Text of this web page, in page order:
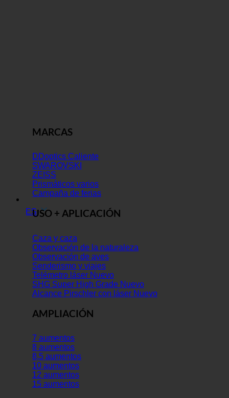
ES
MARCAS
DDoptics
SWAROVSKI
ZEISS
Prismáticos varios
Campaña de ferias
USO + APLICACIÓN
Caza y caza
Observación de la naturaleza
Observación de aves
Senderismo y viajes
Telémetro láser
SHG Super High Grade
Alcance Pirschler con láser
AMPLIACIÓN
7 aumentos
8 aumentos
8,5 aumentos
10 aumentos
12 aumentos
15 aumentos